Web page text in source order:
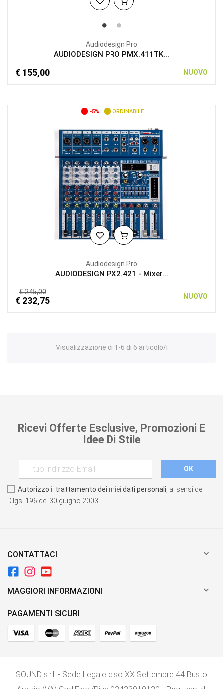
Audiodesign Pro
AUDIODESIGN PRO PMX.411TK...
€ 155,00 NUOVO
-5% ORDINABILE
Audiodesign Pro
AUDIODESIGN PX2.421 - Mixer...
€ 245,00
€ 232,75 NUOVO
Visualizzazione di 1-6 di 6 articolo/i
Ricevi Offerte Esclusive, Promozioni E
Idee Di Stile
Autorizzo il trattamento dei miei dati personali , ai sensi del
D.lgs. 196 del 30 giugno 2003.
CONTATTACI 
MAGGIORI INFORMAZIONI 
PAGAMENTI SICURI
SOUND s.r.l. - Sede Legale c.so XX Settembre 44 Busto